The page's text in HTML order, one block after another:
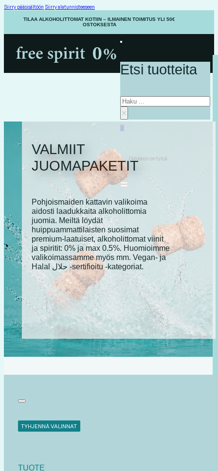
Siirry pääsisältöön Siirry alatunnisteeseen
TILAA ALKOHOLITTOMAT KOTIIN – ILMAINEN TOIMITUS YLI 50€
OSTOKSESTA
Etsi tuotteita
Haku
×
0
Ostoskori on tyhjä.
VALMIIT
JUOMAPAKETIT
Pohjoismaiden kattavin valikoima
aidosti laadukkaita alkoholittomia
juomia. Meiltä löydät
huippuammattilaisten suosimat
premium-laatuiset, alkoholittomat viinit
ja spiritit: 0% ja max 0.5%. Huomioimme
valikoimassamme myös mm. Vegan- ja
Halal حلال -sertifioitu -kategoriat.
TYHJENNÄ VALINNAT
TUOTE